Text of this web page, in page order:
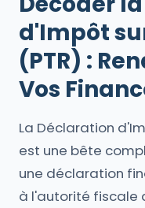
d'Impôt
(PTR) :
Vos
La Déclaration
est une bête
une déclaration
à l'autorité fiscale